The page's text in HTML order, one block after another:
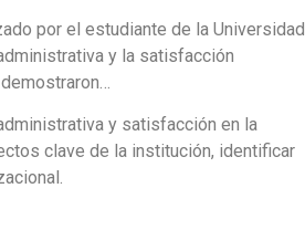
por el estudiante de la Universidad
y la satisfacción
y satisfacción en la
clave de la institución, identificar